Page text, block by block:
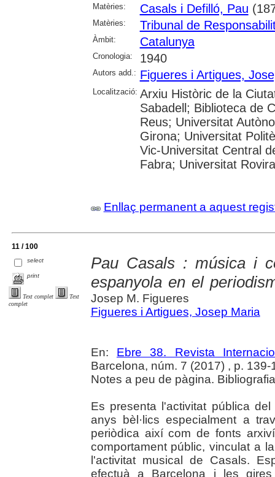
Matèries:
Casals i Defilló, Pau
Matèries: Tribunal de
Àmbit: Catalunya
Cronologia: 1940
Autors add.: Figueres i Artigues,
Localització: Arxiu Històric de la
Sabadell; Biblioteca de
Reus; Universitat
Girona; Universitat
Vic-Universitat Central
Fabra; Universitat
Enllaç permanent a aquest
11 / 100
select
print
Text complet
Text
complet
Pau Casals : música i
espanyola en el
Josep M. Figueres
Figueres i Artigues, Josep Maria
En: Ebre 38. Revista
Barcelona, núm. 7 (2017) , p. 139-
Notes a peu de pàgina.
Es presenta l'activitat pública
anys bèl·lics especialment a
periòdica així com de fonts
comportament públic, vinculat a
l'activitat musical de Casals.
efectuà a Barcelona i les gires